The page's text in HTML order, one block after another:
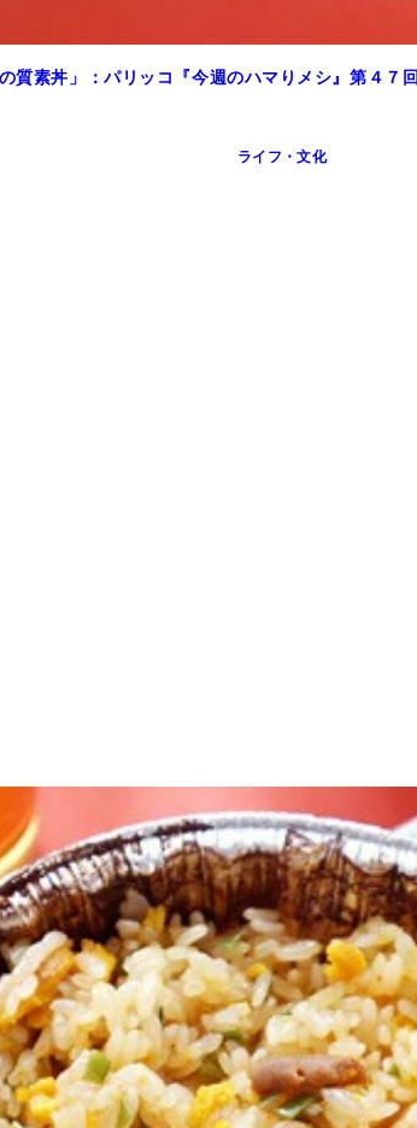
質素丼」：パリッコ『今週のハマりメシ』第４７回
ライフ・文化